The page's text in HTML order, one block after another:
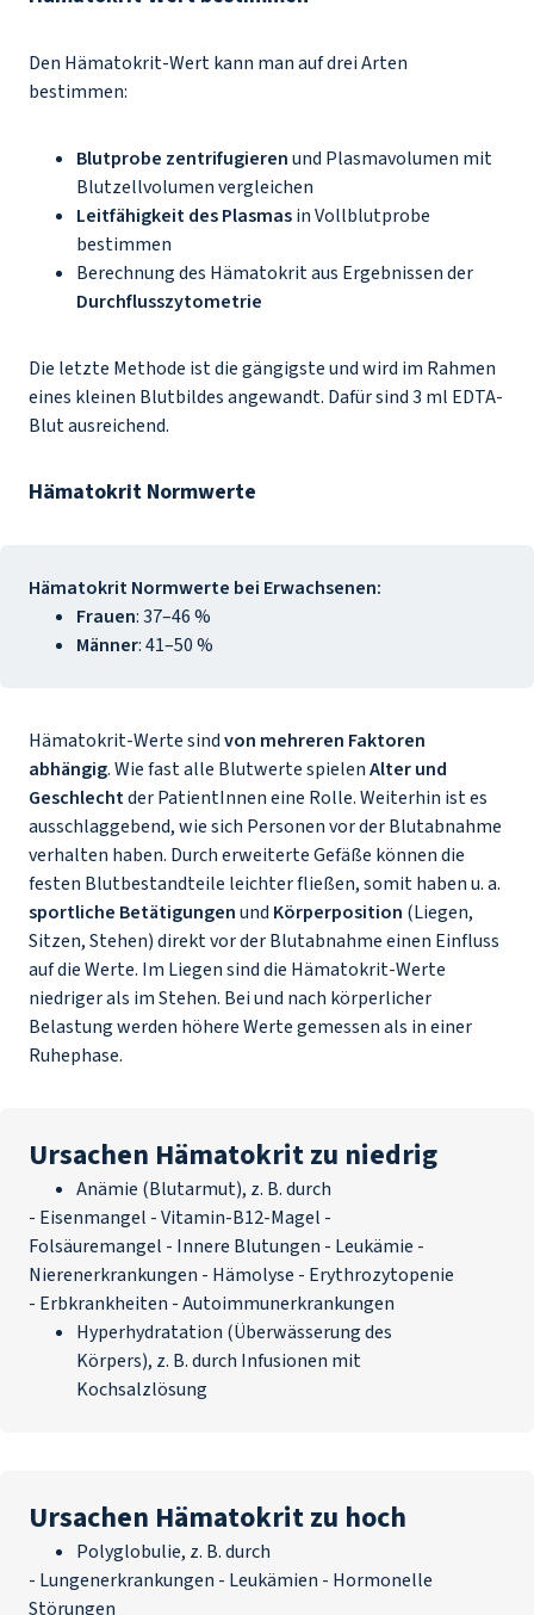
Den Hämatokrit-Wert kann man auf drei Arten
bestimmen:
Blutprobe zentrifugierenund Plasmavolumen mit
Blutzellvolumen vergleichen
Leitfähigkeit des Plasmasin Vollblutprobe
bestimmen
Berechnung des Hämatokrit aus Ergebnissen der
Durchflusszytometrie
Die letzte Methode ist die gängigste und wird im Rahmen
eines kleinen Blutbildes angewandt. Dafür sind 3 ml EDTA-
Blut ausreichend.
Hämatokrit Normwerte
Hämatokrit Normwerte bei Erwachsenen:
Frauen: 37–46 %
Männer: 41–50 %
Hämatokrit-Werte sindvon mehreren Faktoren
abhängig. Wie fast alle Blutwerte spielenAlter und
Geschlechtder PatientInnen eine Rolle. Weiterhin ist es
ausschlaggebend, wie sich Personen vor der Blutabnahme
verhalten haben. Durch erweiterte Gefäße können die
festen Blutbestandteile leichter fließen, somit haben u. a.
sportliche Betätigungenund Körperposition (Liegen,
Sitzen, Stehen) direkt vor der Blutabnahme einen Einfluss
auf die Werte. Im Liegen sind die Hämatokrit-Werte
niedriger als im Stehen. Bei und nach körperlicher
Belastung werden höhere Werte gemessen als in einer
Ruhephase.
Ursachen Hämatokrit zu niedrig
Anämie (Blutarmut), z. B. durch
- Eisenmangel -Vitamin-B12-Magel -
Folsäuremangel - Innere Blutungen - Leukämie -
Nierenerkrankungen - Hämolyse - Erythrozytopenie
- Erbkrankheiten - Autoimmunerkrankungen
Hyperhydratation (Überwässerung des
Körpers), z. B. durch Infusionen mit
Kochsalzlösung
Ursachen Hämatokrit zu hoch
Polyglobulie, z. B. durch
- Lungenerkrankungen - Leukämien - Hormonelle
Störungen